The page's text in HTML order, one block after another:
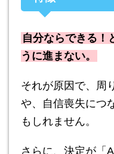
自分ならできる！
うに進まない。
それが原因で、周
や、自信喪失につ
もしれません。
さらに、決定が「